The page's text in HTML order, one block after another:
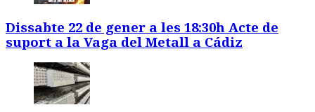
Dissabte 22 de gener a les 18:30h Acte de
suport a la Vaga del Metall a Cádiz